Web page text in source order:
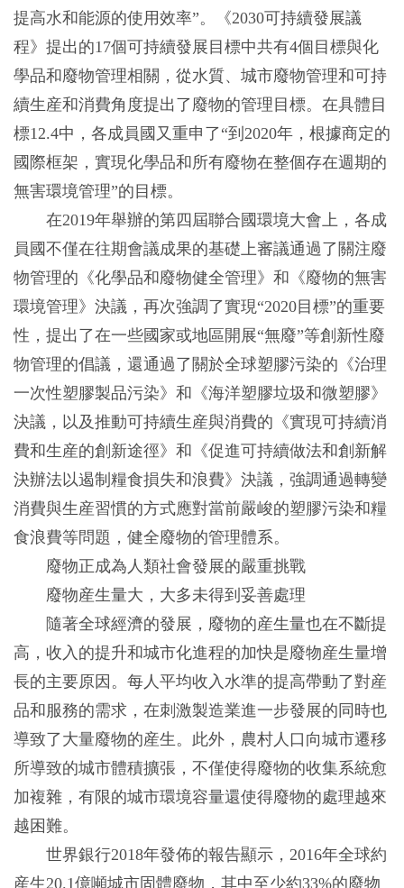
提高水和能源的使用效率”。《2030可持續發展議
程》提出的17個可持續發展目標中共有4個目標與化
學品和廢物管理相關，從水質、城市廢物管理和可持
續生産和消費角度提出了廢物的管理目標。在具體目
標12.4中，各成員國又重申了“到2020年，根據商定的
國際框架，實現化學品和所有廢物在整個存在週期的
無害環境管理”的目標。
在2019年舉辦的第四屆聯合國環境大會上，各成
員國不僅在往期會議成果的基礎上審議通過了關注廢
物管理的《化學品和廢物健全管理》和《廢物的無害
環境管理》決議，再次強調了實現“2020目標”的重要
性，提出了在一些國家或地區開展“無廢”等創新性廢
物管理的倡議，還通過了關於全球塑膠污染的《治理
一次性塑膠製品污染》和《海洋塑膠垃圾和微塑膠》
決議，以及推動可持續生産與消費的《實現可持續消
費和生産的創新途徑》和《促進可持續做法和創新解
決辦法以遏制糧食損失和浪費》決議，強調通過轉變
消費與生産習慣的方式應對當前嚴峻的塑膠污染和糧
食浪費等問題，健全廢物的管理體系。
廢物正成為人類社會發展的嚴重挑戰
廢物産生量大，大多未得到妥善處理
隨著全球經濟的發展，廢物的産生量也在不斷提
高，收入的提升和城市化進程的加快是廢物産生量增
長的主要原因。每人平均收入水準的提高帶動了對産
品和服務的需求，在刺激製造業進一步發展的同時也
導致了大量廢物的産生。此外，農村人口向城市遷移
所導致的城市體積擴張，不僅使得廢物的收集系統愈
加複雜，有限的城市環境容量還使得廢物的處理越來
越困難。
世界銀行2018年發佈的報告顯示，2016年全球約
産生20.1億噸城市固體廢物，其中至少約33%的廢物